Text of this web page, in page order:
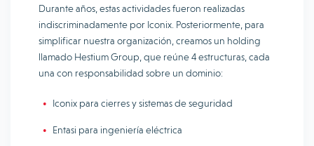
Durante años, estas actividades fueron realizadas
indiscriminadamente por Iconix. Posteriormente, para
simplificar nuestra organización, creamos un holding
llamado Hestium Group, que reúne 4 estructuras, cada
una con responsabilidad sobre un dominio:
Iconix para cierres y sistemas de seguridad
Entasi para ingeniería eléctrica